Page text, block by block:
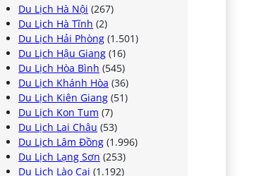
Du Lịch Hà Nội (267)
Du Lịch Hà Tĩnh (2)
Du Lịch Hải Phòng (1.501)
Du Lịch Hậu Giang (16)
Du Lịch Hòa Bình (545)
Du Lịch Khánh Hòa (36)
Du Lịch Kiên Giang (51)
Du Lịch Kon Tum (7)
Du Lịch Lai Châu (53)
Du Lịch Lâm Đồng (1.996)
Du Lịch Lạng Sơn (253)
Du Lịch Lào Cai (1.192)